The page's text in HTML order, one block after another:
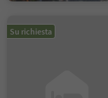
Su richiesta